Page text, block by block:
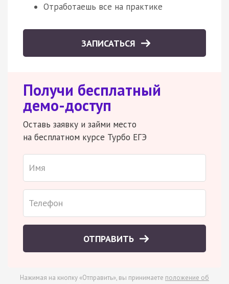
Отработаешь все на практике
ЗАПИСАТЬСЯ
Получи бесплатный
демо-доступ
Оставь заявку и займи место
на бесплатном курсе Турбо ЕГЭ
ОТПРАВИТЬ
Нажимая на кнопку «Отправить», вы принимаете положение об